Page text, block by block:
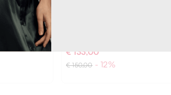
€ 133,00
€ 150,00 - 12%